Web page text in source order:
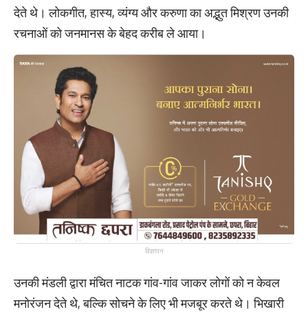
देते थे। लोकगीत, हास्य, व्यंग्य और करुणा का अद्भुत मिश्रण उनकी
रचनाओं को जनमानस के बेहद करीब ले आया।
विज्ञापन
उनकी मंडली द्वारा मंचित नाटक गांव-गांव जाकर लोगों को न केवल
मनोरंजन देते थे, बल्कि सोचने के लिए भी मजबूर करते थे। भिखारी